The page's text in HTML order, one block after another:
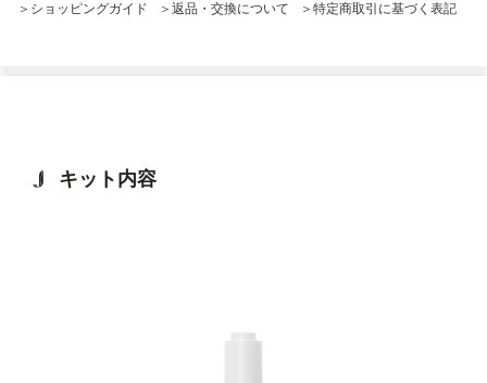
＞ショッピングガイド ＞返品・交換について ＞特定商取引に基づく表記
キット内容